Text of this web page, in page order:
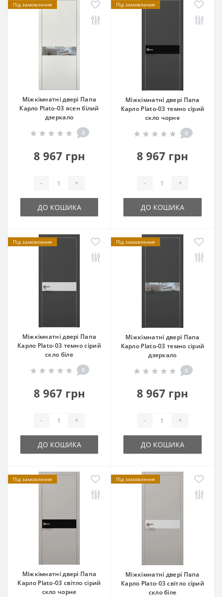
Під замовлення
Міжкімнатні двері Папа
Карло Plato-03 ясен білий
дзеркало
0
8 967 грн
- +
ДО КОШИКА
Під замовлення
Міжкімнатні двері Папа
Карло Plato-03 темно сірий
скло чорне
0
8 967 грн
- +
ДО КОШИКА
Під замовлення
Міжкімнатні двері Папа
Карло Plato-03 темно сірий
скло біле
0
8 967 грн
- +
ДО КОШИКА
Під замовлення
Міжкімнатні двері Папа
Карло Plato-03 темно сірий
дзеркало
0
8 967 грн
- +
ДО КОШИКА
Під замовлення
Міжкімнатні двері Папа
Карло Plato-03 світло сірий
скло чорне
Під замовлення
Міжкімнатні двері Папа
Карло Plato-03 світло сірий
скло біле